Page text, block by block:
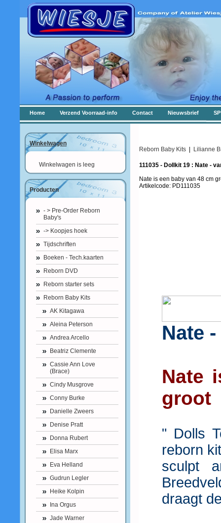
Home Verzend Voorraad-info Contact Nieuwsbrief
Winkelwagen
Winkelwagen is leeg
Producten
- > Pre-Order Reborn
Baby's
-> Koopjes hoek
Tijdschriften
Boeken - Tech.kaarten
Reborn DVD
Reborn starter sets
Reborn Baby Kits
AK Kitagawa
Aleina Peterson
Andrea Arcello
Beatriz Clemente
Cassie Ann Love
(Brace)
Cindy Musgrove
Conny Burke
Danielle Zweers
Denise Pratt
Donna Rubert
Elisa Marx
Eva Helland
Gudrun Legler
Heike Kolpin
Ina Orgus
Jade Warner
Reborn Baby Kits Lilianne
111035 - Dollkit 19 : Nate -
Nate is een baby van 48 cm
Artikelcode: PD111035
Nate
Nate
groot
" Dolls
reborn
sculpt
draagt